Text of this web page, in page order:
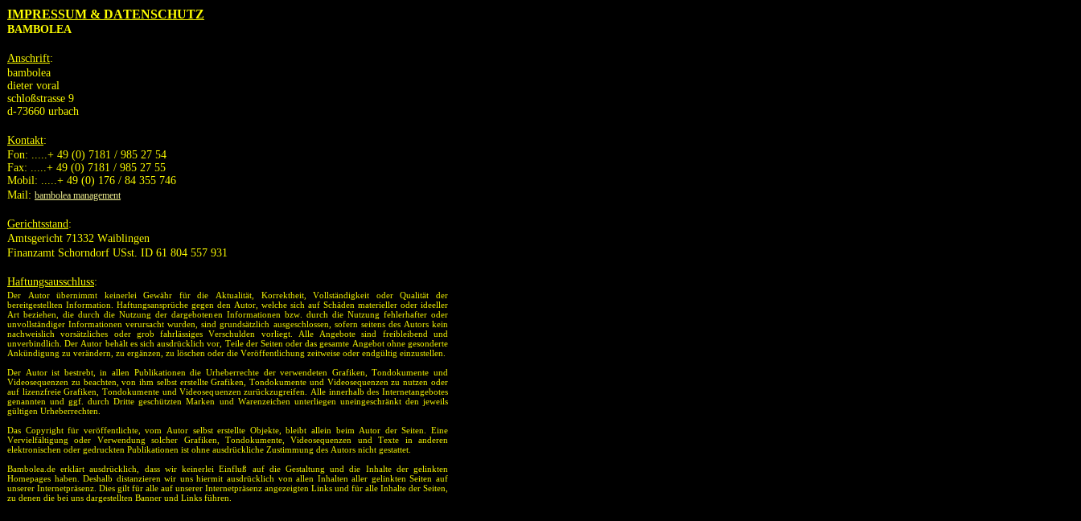
IMPRESSUM & DATENSCHUTZ
BAMBOLEA
Anschrift:
bambolea
dieter voral
schloßstrasse 9
d-73660 urbach
Kontakt:
Fon: .....+ 49 (0) 7181 / 985 27 54
Fax: .....+ 49 (0) 7181 / 985 27 55
Mobil: .....+ 49 (0) 176 / 84 355 746
Mail: bambolea management
Gerichtsstand:
Amtsgericht 71332 Waiblingen
Finanzamt Schorndorf USst. ID 61 804 557 931
Haftungsausschluss:
Der Autor übernimmt keinerlei Gewähr für die Aktualität, Korrektheit, Vollständigkeit oder Qualität der
bereitgestellten Information. Haftungsansprüche gegen den Autor, welche sich auf Schäden materieller oder ideeller
Art beziehen, die durch die Nutzung der dargebotenen Informationen bzw. durch die Nutzung fehlerhafter oder
unvollständiger Informationen verursacht wurden, sind grundsätzlich ausgeschlossen, sofern seitens des Autors kein
nachweislich vorsätzliches oder grob fahrlässiges Verschulden vorliegt. Alle Angebote sind freibleibend und
unverbindlich. Der Autor behält es sich ausdrücklich vor, Teile der Seiten oder das gesamte Angebot ohne gesonderte
Ankündigung zu verändern, zu ergänzen, zu löschen oder die Veröffentlichung zeitweise oder endgültig einzustellen.
Der Autor ist bestrebt, in allen Publikationen die Urheberrechte der verwendeten Grafiken, Tondokumente und
Videosequenzen zu beachten, von ihm selbst erstellte Grafiken, Tondokumente und Videosequenzen zu nutzen oder
auf lizenzfreie Grafiken, Tondokumente und Videosequenzen zurückzugreifen. Alle innerhalb des Internetangebotes
genannten und ggf. durch Dritte geschützten Marken und Warenzeichen unterliegen uneingeschränkt den jeweils
gültigen Urheberrechten.
Das Copyright für veröffentlichte, vom Autor selbst erstellte Objekte, bleibt allein beim Autor der Seiten. Eine
Vervielfältigung oder Verwendung solcher Grafiken, Tondokumente, Videosequenzen und Texte in anderen
elektronischen oder gedruckten Publikationen ist ohne ausdrückliche Zustimmung des Autors nicht gestattet.
Bambolea.de erklärt ausdrücklich, dass wir keinerlei Einfluß auf die Gestaltung und die Inhalte der gelinkten
Homepages haben. Deshalb distanzieren wir uns hiermit ausdrücklich von allen Inhalten aller gelinkten Seiten auf
unserer Internetpräsenz. Dies gilt für alle auf unserer Internetpräsenz angezeigten Links und für alle Inhalte der Seiten,
zu denen die bei uns dargestellten Banner und Links führen.